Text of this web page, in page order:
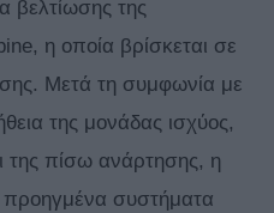
βελτίωσης της
η οποία βρίσκεται σε
Μετά τη συμφωνία με
της μονάδας ισχύος,
της πίσω ανάρτησης, η
συστήματα